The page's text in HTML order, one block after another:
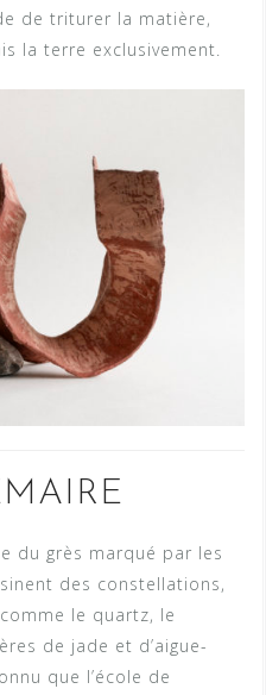
de triturer la matière,
la terre exclusivement.
du grès marqué par les
des constellations,
le quartz, le
de jade et d’aigue-
que l’école de